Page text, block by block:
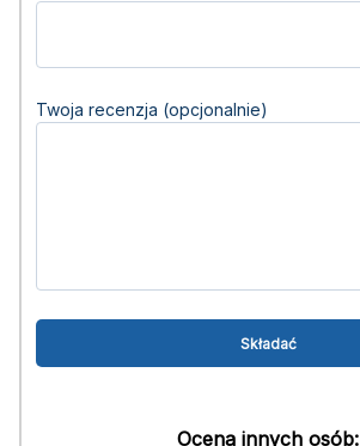
Twoja recenzja (opcjonalnie)
Ocena innych osób: